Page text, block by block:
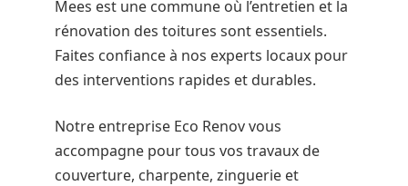
Mees est une commune où l’entretien et la
rénovation des toitures sont essentiels.
Faites confiance à nos experts locaux pour
des interventions rapides et durables.
Notre entreprise Eco Renov vous
accompagne pour tous vos travaux de
couverture, charpente, zinguerie et